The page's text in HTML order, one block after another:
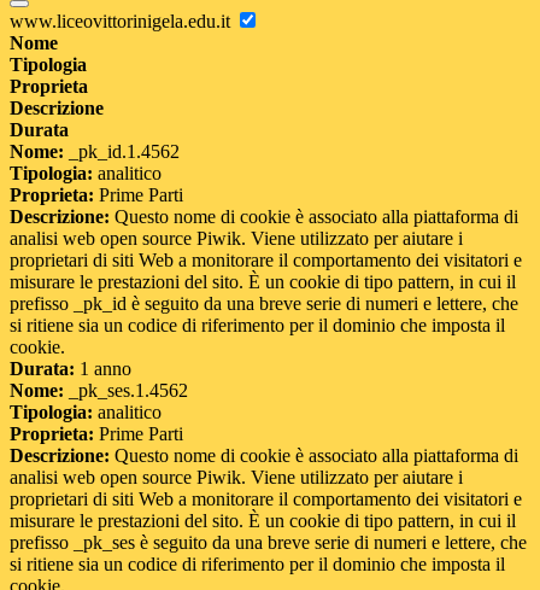
www.liceovittorinigela.edu.it
Nome
Tipologia
Proprieta
Descrizione
Durata
Nome: _pk_id.1.4562
Tipologia: analitico
Proprieta: Prime Parti
Descrizione: Questo nome di cookie è associato alla piattaforma di
analisi web open source Piwik. Viene utilizzato per aiutare i
proprietari di siti Web a monitorare il comportamento dei visitatori e
misurare le prestazioni del sito. È un cookie di tipo pattern, in cui il
prefisso _pk_id è seguito da una breve serie di numeri e lettere, che
si ritiene sia un codice di riferimento per il dominio che imposta il
cookie.
Durata: 1 anno
Nome: _pk_ses.1.4562
Tipologia: analitico
Proprieta: Prime Parti
Descrizione: Questo nome di cookie è associato alla piattaforma di
analisi web open source Piwik. Viene utilizzato per aiutare i
proprietari di siti Web a monitorare il comportamento dei visitatori e
misurare le prestazioni del sito. È un cookie di tipo pattern, in cui il
prefisso _pk_ses è seguito da una breve serie di numeri e lettere, che
si ritiene sia un codice di riferimento per il dominio che imposta il